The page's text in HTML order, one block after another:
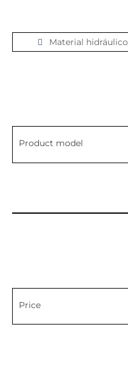
Material
Product model
Price